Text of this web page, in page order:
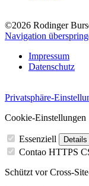
©2026 Rodinger
Navigation
Impressum
Datenschutz
Privatsphäre-
Cookie-Einstellungen
Essenziell Details
Contao HTTPS
Schützt vor Cross-